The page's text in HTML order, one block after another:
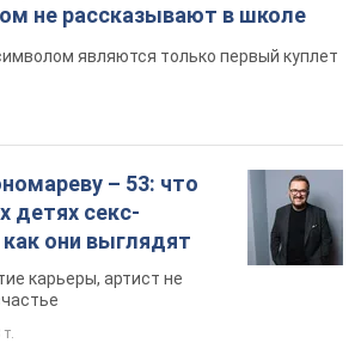
не рассказывают в школе
являются только первый куплет
– 53: что
детях секс-
они выглядят
карьеры, артист не